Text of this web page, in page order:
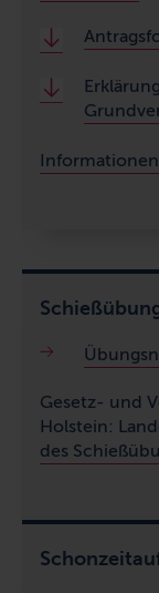
Gesetz- und
Holstein:
des